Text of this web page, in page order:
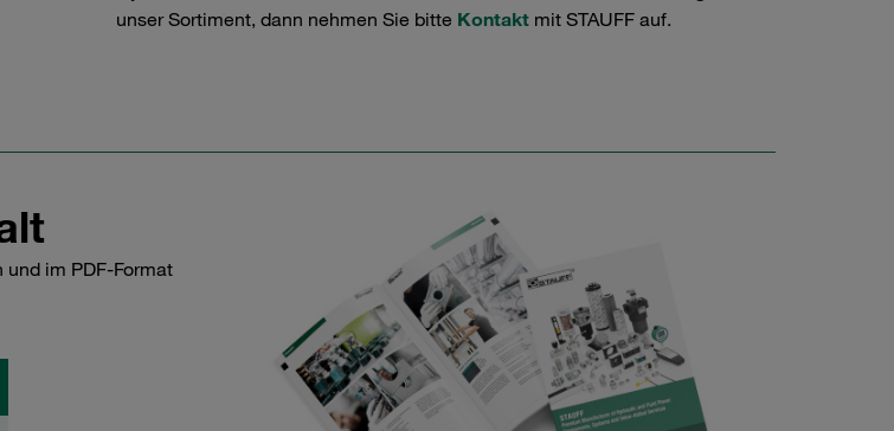
unser Sortiment, dann nehmen Sie bitte Kontakt mit STAUFF auf.
im PDF-Format